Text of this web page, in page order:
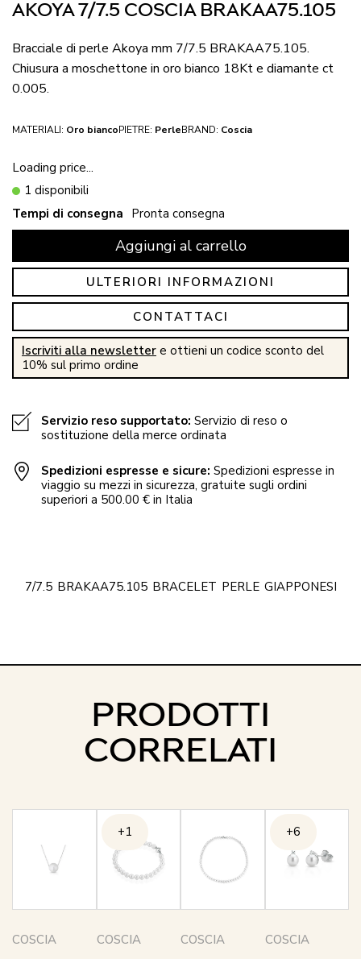
AKOYA 7/7.5 COSCIA BRAKAA75.105
Bracciale di perle Akoya mm 7/7.5 BRAKAA75.105.
Chiusura a moschettone in oro bianco 18Kt e diamante ct
0.005.
MATERIALI: Oro biancoPIETRE: PerleBRAND: Coscia
Loading price...
1 disponibili
Tempi di consegna Pronta consegna
Aggiungi al carrello
ULTERIORI INFORMAZIONI
CONTATTACI
Iscriviti alla newsletter e ottieni un codice sconto del
10% sul primo ordine
Servizio reso supportato: Servizio di reso o
sostituzione della merce ordinata
Spedizioni espresse e sicure: Spedizioni espresse in
viaggio su mezzi in sicurezza, gratuite sugli ordini
superiori a 500.00 € in Italia
7/7.5 BRAKAA75.105 BRACELET PERLE GIAPPONESI
PRODOTTI
CORRELATI
COSCIA
+1
COSCIA COSCIA
+6
COSCIA